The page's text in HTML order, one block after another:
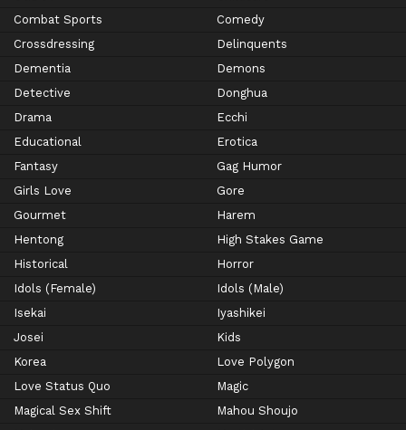
Combat Sports
Comedy
Crossdressing
Delinquents
Dementia
Demons
Detective
Donghua
Drama
Ecchi
Educational
Erotica
Fantasy
Gag Humor
Girls Love
Gore
Gourmet
Harem
Hentong
High Stakes Game
Historical
Horror
Idols (Female)
Idols (Male)
Isekai
Iyashikei
Josei
Kids
Korea
Love Polygon
Love Status Quo
Magic
Magical Sex Shift
Mahou Shoujo